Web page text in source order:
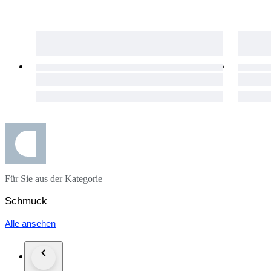
Für Sie aus der Kategorie
Schmuck
Alle ansehen